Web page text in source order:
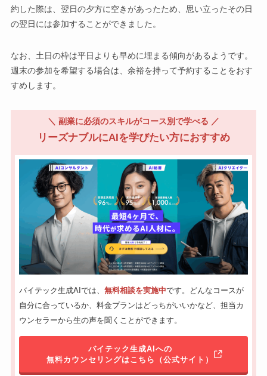
約した際は、翌日の夕方に空きがあったため、思い立ったその日
の翌日には参加することができました。
なお、土日の枠は平日よりも早めに埋まる傾向があるようです。
週末の参加を希望する場合は、余裕を持って予約することをおす
すめします。
＼ 副業に必須のスキルがコース別で学べる ／
リーズナブルにAIを学びたい方におすすめ
バイテック生成AIでは、 無料相談を実施中です。どんなコースが
自分に合っているか、料金プランはどっちがいいかなど、担当カ
ウンセラーから生の声を聞くことができます。
バイテック生成AIへの
無料カウンセリングはこちら（公式サイト）